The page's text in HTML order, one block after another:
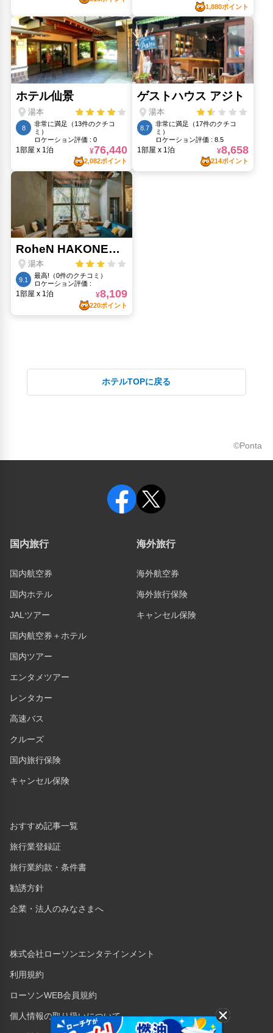
ホテルTOPに戻る
©Ponta
国内旅行
国内航空券
国内ホテル
JALツアー
国内航空券＋ホテル
国内ツアー
エンタメツアー
レンタカー
高速バス
クルーズ
国内旅行保険
キャンセル保険
海外旅行
海外航空券
海外旅行保険
キャンセル保険
おすすめ記事一覧
旅行業登録証
旅行業約款・条件書
勧誘方針
企業・法人のみなさまへ
株式会社ローソンエンタテインメント
利用規約
ローソンWEB会員規約
個人情報の取り扱いについて